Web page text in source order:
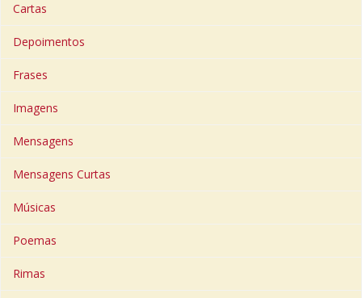
Cartas
Depoimentos
Frases
Imagens
Mensagens
Mensagens Curtas
Músicas
Poemas
Rimas